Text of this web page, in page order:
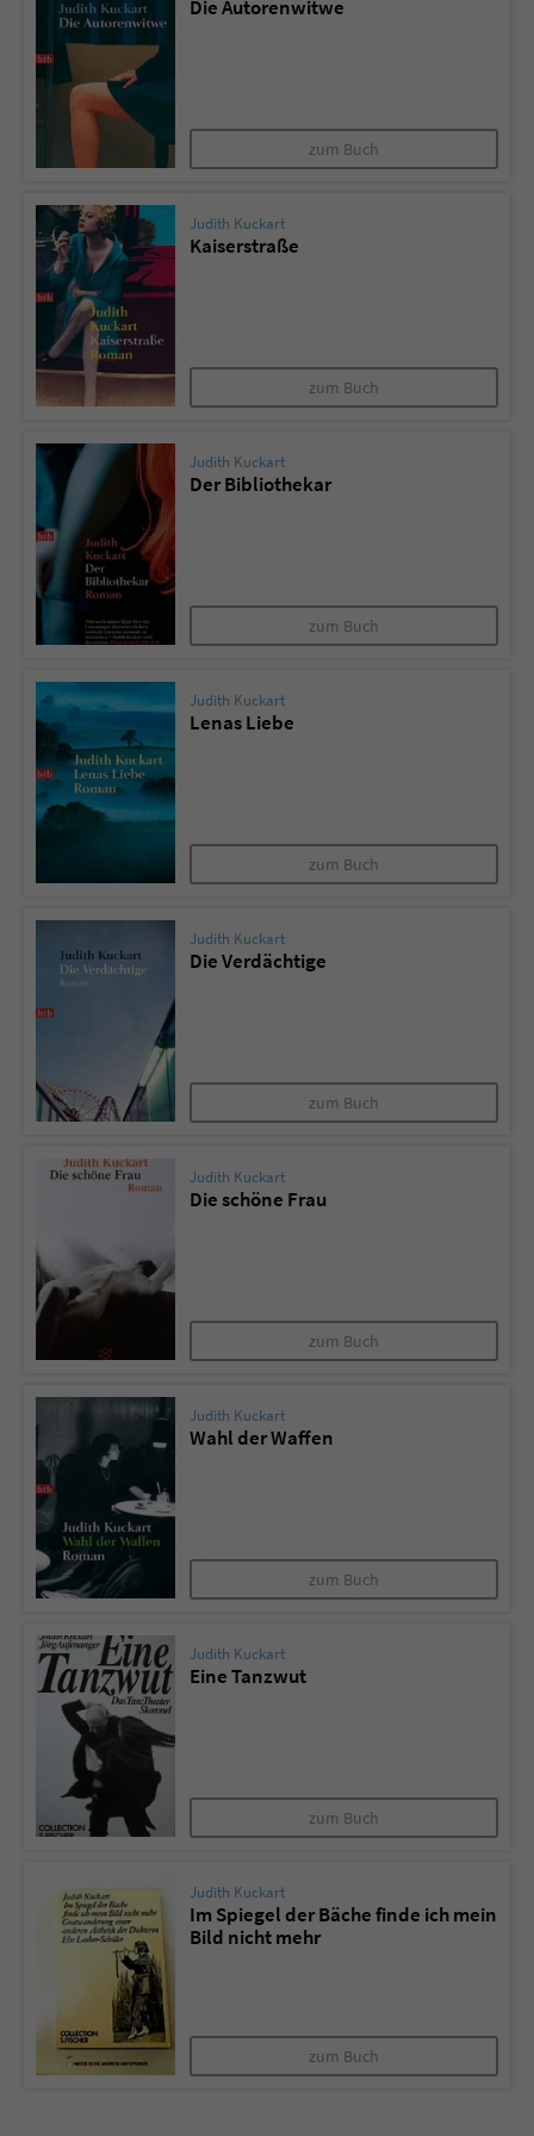
Die Autorenwitwe
zum Buch
Judith Kuckart
Kaiserstraße
zum Buch
Judith Kuckart
Der Bibliothekar
zum Buch
Judith Kuckart
Lenas Liebe
zum Buch
Judith Kuckart
Die Verdächtige
zum Buch
Judith Kuckart
Die schöne Frau
zum Buch
Judith Kuckart
Wahl der Waffen
zum Buch
Judith Kuckart
Eine Tanzwut
zum Buch
Judith Kuckart
Im Spiegel der Bäche finde ich mein
Bild nicht mehr
zum Buch
Sicherheitscode des Kontaktformulars zu